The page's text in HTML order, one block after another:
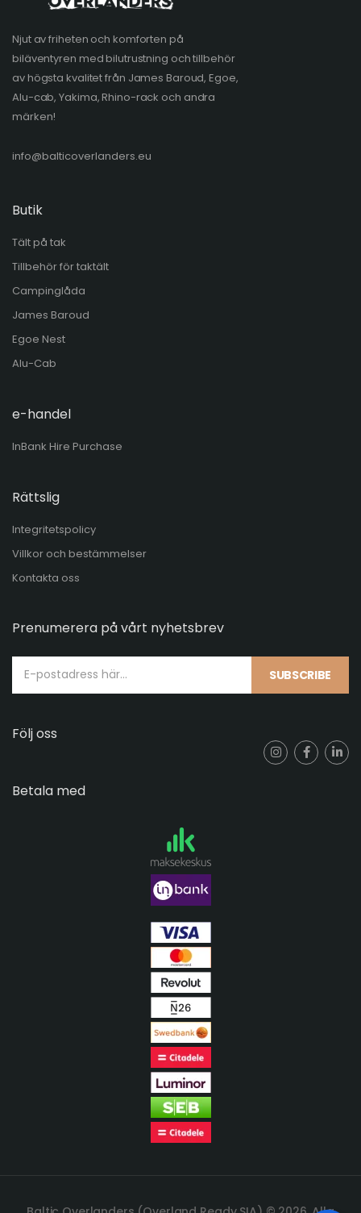
Njut av friheten och komforten på
biläventyren med bilutrustning och tillbehör
av högsta kvalitet från James Baroud, Egoe,
Alu-cab, Yakima, Rhino-rack och andra
märken!
info@balticoverlanders.eu
Butik
Tält på tak
Tillbehör för taktält
Campinglåda
James Baroud
Egoe Nest
Alu-Cab
e-handel
InBank Hire Purchase
Rättslig
Integritetspolicy
Villkor och bestämmelser
Kontakta oss
Prenumerera på vårt nyhetsbrev
SUBSCRIBE
Följ oss
Betala med